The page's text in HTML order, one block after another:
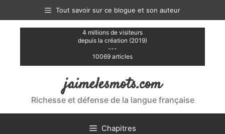
contenu
Tout savoir sur ce blogue et son auteur
4 millions de visiteurs
depuis la création (2019)
---
10069 articles
jaimelesmots.com
Richesse et défense de la langue française
Chapitres